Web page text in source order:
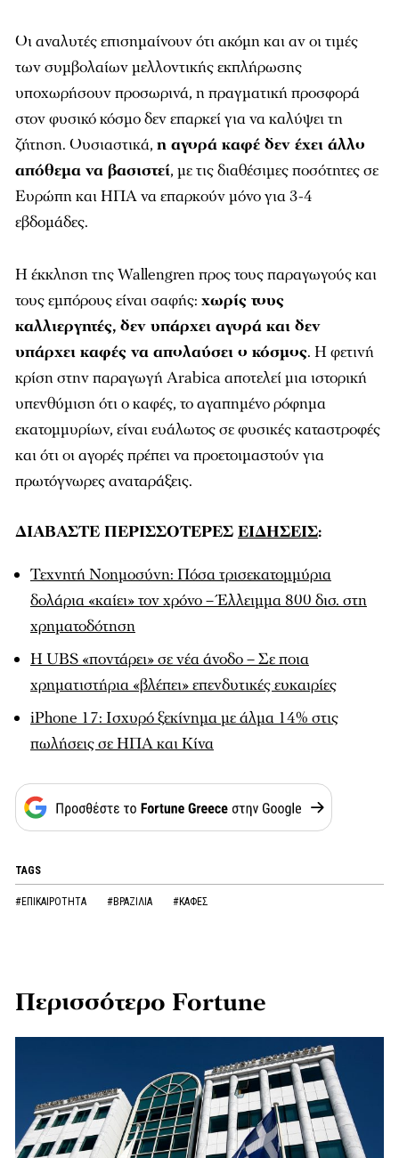
Οι αναλυτές επισημαίνουν ότι ακόμη και αν οι τιμές
των συμβολαίων μελλοντικής εκπλήρωσης
υποχωρήσουν προσωρινά, η πραγματική προσφορά
στον φυσικό κόσμο δεν επαρκεί για να καλύψει τη
ζήτηση. Ουσιαστικά, η αγορά καφέ δεν έχει άλλο
απόθεμα να βασιστεί, με τις διαθέσιμες ποσότητες σε
Ευρώπη και ΗΠΑ να επαρκούν μόνο για 3-4
εβδομάδες.
Η έκκληση της Wallengren προς τους παραγωγούς και
τους εμπόρους είναι σαφής: χωρίς τους
καλλιεργητές, δεν υπάρχει αγορά και δεν
υπάρχει καφές να απολαύσει ο κόσμος. Η φετινή
κρίση στην παραγωγή Arabica αποτελεί μια ιστορική
υπενθύμιση ότι ο καφές, το αγαπημένο ρόφημα
εκατομμυρίων, είναι ευάλωτος σε φυσικές καταστροφές
και ότι οι αγορές πρέπει να προετοιμαστούν για
πρωτόγνωρες αναταράξεις.
ΔΙΑΒΑΣΤΕ ΠΕΡΙΣΣΟΤΕΡΕΣ ΕΙΔΗΣΕΙΣ:
Τεχνητή Νοημοσύνη: Πόσα τρισεκατομμύρια
δολάρια «καίει» τον χρόνο – Έλλειμμα 800 δισ. στη
χρηματοδότηση
Η UBS «ποντάρει» σε νέα άνοδο – Σε ποια
χρηματιστήρια «βλέπει» επενδυτικές ευκαιρίες
iPhone 17: Ισχυρό ξεκίνημα με άλμα 14% στις
πωλήσεις σε ΗΠΑ και Κίνα
TAGS
#ΕΠΙΚΑΙΡΟΤΗΤΑ #ΒΡΑΖΙΛΙΑ #ΚΑΦΕΣ
Περισσότερο Fortune